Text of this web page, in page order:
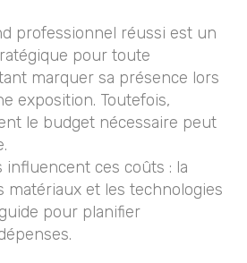
professionnel réussi est un
pour toute
marquer sa présence lors
exposition. Toutefois,
le budget nécessaire peut
influencent ces coûts : la
matériaux et les technologies
pour planifier